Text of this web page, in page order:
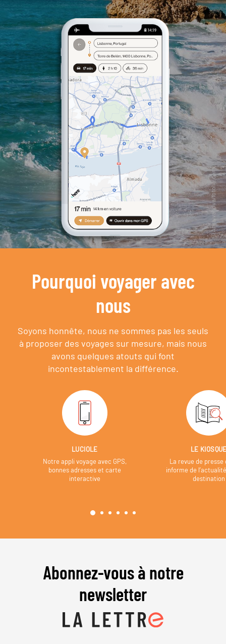
Pourquoi voyager avec
nous
Soyons honnête, nous ne sommes pas les seuls
à proposer des voyages sur mesure, mais nous
avons quelques atouts qui font
incontestablement la différence.
LUCIOLE
Notre appli voyage avec GPS,
bonnes adresses et carte
interactive
LE
La revue de presse
informe de
destination
Abonnez-vous à notre
newsletter